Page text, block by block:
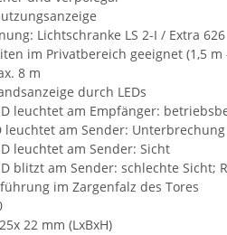
Lichtschranke LS 2-I / Extra 626
im Privatbereich geeignet (1,5 m
8 m
durch LEDs
leuchtet am Empfänger:
leuchtet am Sender: Unterbrechung
leuchtet am Sender: Sicht
blitzt am Sender: schlechte Sicht;
im Zargenfalz des Tores
22 mm (LxBxH)